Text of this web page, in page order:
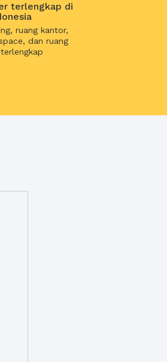
terlengkap di
ruang kantor,
dan ruang